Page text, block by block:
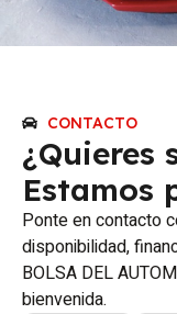
CONTACTO
¿Quieres
Estamos
Ponte en contacto
disponibilidad,
BOLSA DEL
bienvenida.